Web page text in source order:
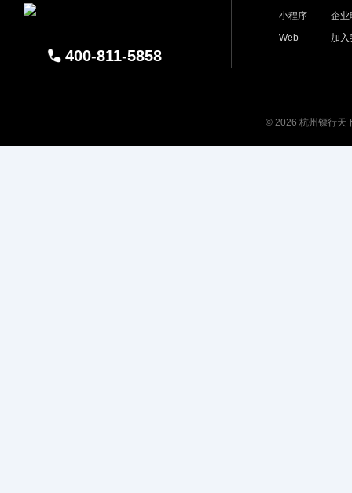
400-811-5858
小程序
Web
企业
加入
© 2026 杭州镖行天